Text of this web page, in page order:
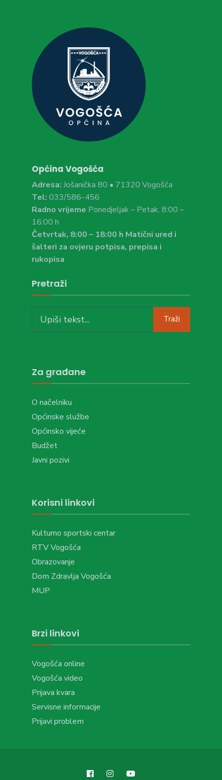
Općina Vogošća
Adresa: Jošanička 80 • 71320 Vogošća
Tel: 033/586-456
Radno vrijeme Ponedjeljak – Petak, 8:00 –
16:00 h
Četvrtak, 8:00 – 18:00 h Matični ured i
šalteri za ovjeru potpisa, prepisa i
rukopisa
Pretraži
for:
Traži
Za građane
O načelniku
Općinske službe
Općinsko vijeće
Budžet
Javni pozivi
Korisni linkovi
Kulturno sportski centar
RTV Vogošća
Obrazovanje
Dom Zdravlja Vogošća
MUP
Brzi linkovi
Vogošća online
Vogošća video
Prijava kvara
Servisne informacije
Prijavi problem